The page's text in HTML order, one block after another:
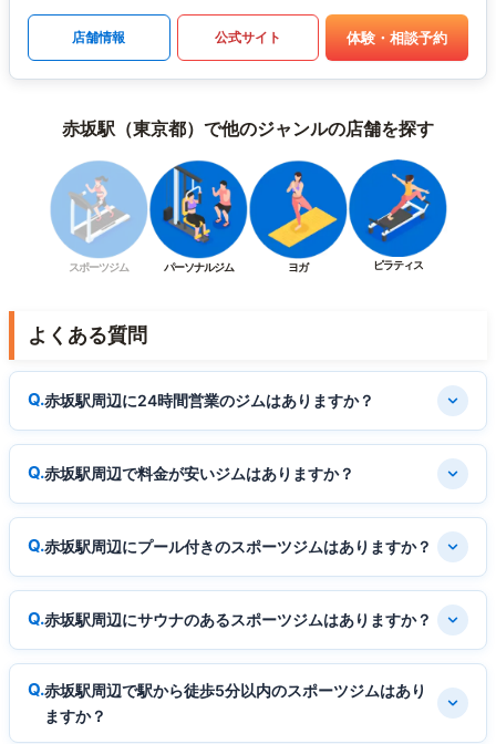
店舗情報 公式サイト 体験・相談予約
赤坂駅（東京都）で他のジャンルの店舗を探す
スポーツジム パーソナルジム ヨガ ピラティス
よくある質問
赤坂駅周辺に24時間営業のジムはありますか？
赤坂駅周辺で料金が安いジムはありますか？
赤坂駅周辺にプール付きのスポーツジムはありますか？
赤坂駅周辺にサウナのあるスポーツジムはありますか？
赤坂駅周辺で駅から徒歩5分以内のスポーツジムはあり
ますか？